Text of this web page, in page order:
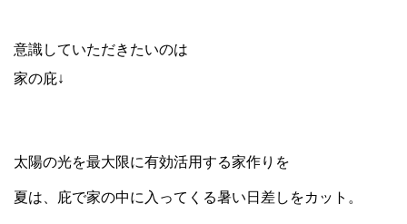
意識していただきたいのは
家の庇↓
太陽の光を最大限に有効活用する家作りを
夏は、庇で家の中に入ってくる暑い日差しをカット。